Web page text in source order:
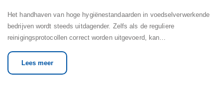
Het handhaven van hoge hygiënestandaarden in voedselverwerkende
bedrijven wordt steeds uitdagender. Zelfs als de reguliere
reinigingsprotocollen correct worden uitgevoerd, kan…
Lees meer